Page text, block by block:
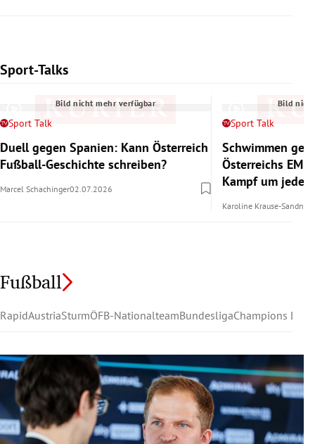
Sport-Talks
Slide 1 von 6
Bild nicht mehr verfügbar
Sport Talk
Duell gegen Spanien: Kann Österreich
Fußball-Geschichte schreiben?
Marcel Schachinger02.07.2026
Bild
Sport Talk
Schwimmen
Österreichs
Kampf um jedes
Karoline Krause-Sandner
Fußball
RapidAustriaSturmÖFB-NationalteamBundesligaChampions